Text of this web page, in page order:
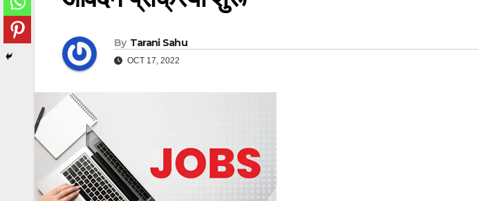
By Tarani Sahu
OCT 17, 2022